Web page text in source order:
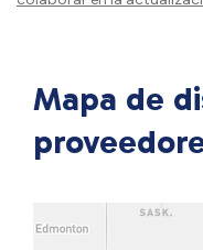
Mapa de